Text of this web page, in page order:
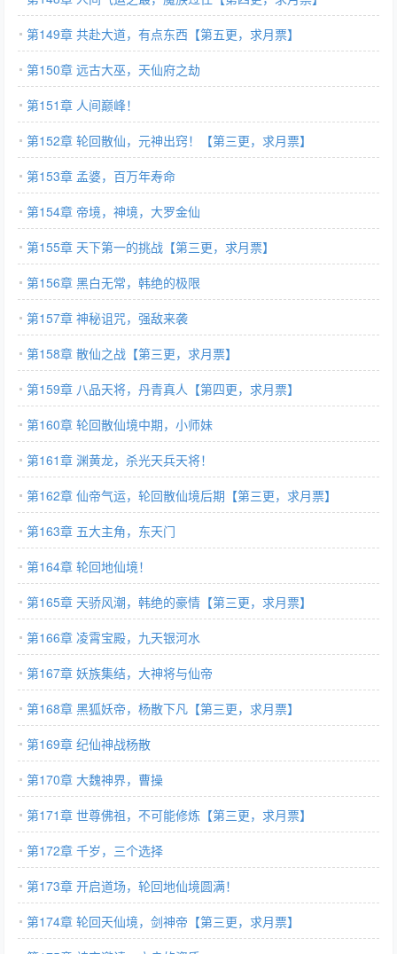
第149章 共赴大道，有点东西【第五更，求月票】
第150章 远古大巫，天仙府之劫
第151章 人间巅峰！
第152章 轮回散仙，元神出窍！【第三更，求月票】
第153章 孟婆，百万年寿命
第154章 帝境，神境，大罗金仙
第155章 天下第一的挑战【第三更，求月票】
第156章 黑白无常，韩绝的极限
第157章 神秘诅咒，强敌来袭
第158章 散仙之战【第三更，求月票】
第159章 八品天将，丹青真人【第四更，求月票】
第160章 轮回散仙境中期，小师妹
第161章 渊黄龙，杀光天兵天将！
第162章 仙帝气运，轮回散仙境后期【第三更，求月票】
第163章 五大主角，东天门
第164章 轮回地仙境！
第165章 天骄风潮，韩绝的豪情【第三更，求月票】
第166章 凌霄宝殿，九天银河水
第167章 妖族集结，大神将与仙帝
第168章 黑狐妖帝，杨散下凡【第三更，求月票】
第169章 纪仙神战杨散
第170章 大魏神界，曹操
第171章 世尊佛祖，不可能修炼【第三更，求月票】
第172章 千岁，三个选择
第173章 开启道场，轮回地仙境圆满！
第174章 轮回天仙境，剑神帝【第三更，求月票】